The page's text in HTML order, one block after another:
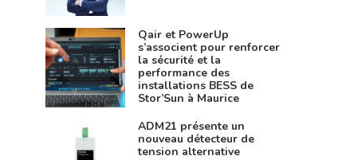
Qair et PowerUp
s’associent pour renforcer
la sécurité et la
performance des
installations BESS de
Stor’Sun à Maurice
ADM21 présente un
nouveau détecteur de
tension alternative